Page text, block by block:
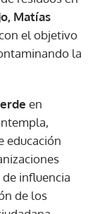
Matías
el objetivo
la
en
educación
influencia
de los